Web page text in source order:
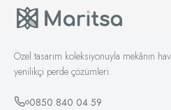
Özel tasarım koleksiyonuyla mekânın
yenilikçi perde çözümleri.
0850 840 04 59